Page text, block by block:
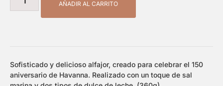
AÑADIR AL CARRITO
Sofisticado y delicioso alfajor, creado para celebrar el 150
aniversario de Havanna. Realizado con un toque de sal